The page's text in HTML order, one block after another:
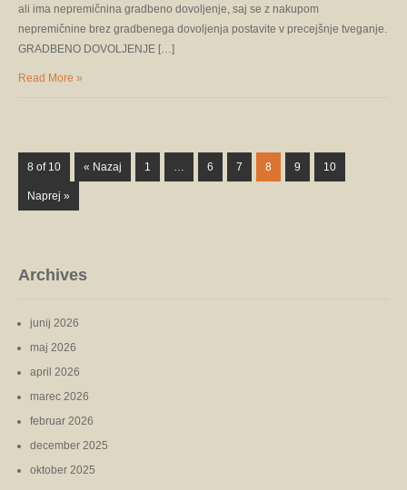
ali ima nepremičnina gradbeno dovoljenje, saj se z nakupom
nepremičnine brez gradbenega dovoljenja postavite v precejšnje tveganje.
GRADBENO DOVOLJENJE […]
Read More »
8 of 10 « Nazaj 1 … 6 7 8 9 10
Naprej »
Archives
junij 2026
maj 2026
april 2026
marec 2026
februar 2026
december 2025
oktober 2025